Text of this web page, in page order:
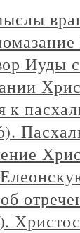
Иуды
к